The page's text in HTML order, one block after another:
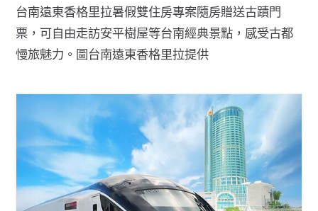
台南遠東香格里拉暑假雙住房專案隨房贈送古蹟門
票，可自由走訪安平樹屋等台南經典景點，感受古都
慢旅魅力。圖台南遠東香格里拉提供